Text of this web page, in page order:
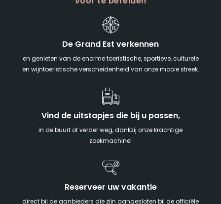
De Grand Est verkennen
en genieten van de enorme toeristische, sportieve, culturele
en wijntoeristische verscheidenheid van onze mooie streek.
Vind de uitstapjes die bij u passen,
in de buurt of verder weg, dankzij onze krachtige
zoekmachine!
Reserveer uw vakantie